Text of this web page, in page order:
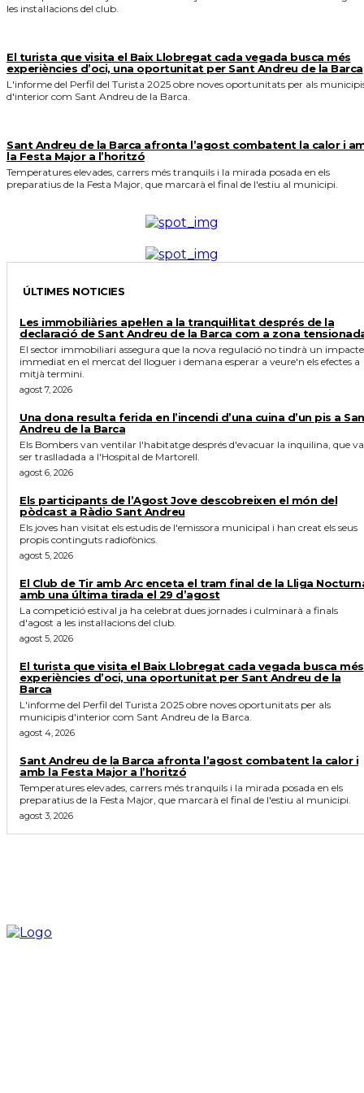
les instal·lacions del club.
El turista que visita el Baix Llobregat cada vegada busca més
experiències d’oci, una oportunitat per Sant Andreu de la Barca
L'informe del Perfil del Turista 2025 obre noves oportunitats per als
d'interior com Sant Andreu de la Barca.
Sant Andreu de la Barca afronta l’agost combatent la calor i
la Festa Major a l’horitzó
Temperatures elevades, carrers més tranquils i la mirada posada en els
preparatius de la Festa Major, que marcarà el final de l'estiu al municipi.
ÚLTIMES NOTICIES
Les immobiliàries apel·len a la tranquil·litat després de la
declaració de Sant Andreu de la Barca com a zona
El sector immobiliari assegura que la nova regulació no tindrà un impacte
immediat en el mercat del lloguer i demana esperar a veure'n els efectes a
mitjà termini.
agost 7, 2026
Una dona resulta ferida en l’incendi d’una cuina d’un pis a
Andreu de la Barca
Els Bombers van ventilar l'habitatge després d'evacuar la inquilina, que va
ser traslladada a l'Hospital de Martorell.
agost 6, 2026
Els participants de l’Agost Jove descobreixen el món del
pòdcast a Ràdio Sant Andreu
Els joves han visitat els estudis de l'emissora municipal i han creat els seus
propis continguts radiofònics.
agost 5, 2026
El Club de Tir amb Arc enceta el tram final de la Lliga
amb una última tirada el 29 d’agost
La competició estival ja ha celebrat dues jornades i culminarà a finals
d'agost a les instal·lacions del club.
agost 5, 2026
El turista que visita el Baix Llobregat cada vegada busca més
experiències d’oci, una oportunitat per Sant Andreu de la
Barca
L'informe del Perfil del Turista 2025 obre noves oportunitats per als
municipis d'interior com Sant Andreu de la Barca.
agost 4, 2026
Sant Andreu de la Barca afronta l’agost combatent la calor i
amb la Festa Major a l’horitzó
Temperatures elevades, carrers més tranquils i la mirada posada en els
preparatius de la Festa Major, que marcarà el final de l'estiu al municipi.
agost 3, 2026